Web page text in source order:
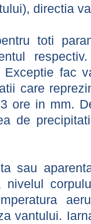
directia
toti
fac
care
ore in mm.
de
sau
nivelul
vantului.